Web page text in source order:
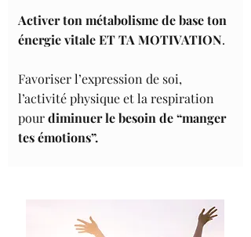
Activer ton métabolisme de base ton
énergie vitale ET TA MOTIVATION.
Favoriser l’expression de soi,
l’activité physique et la respiration
pourdiminuer le besoin de “manger
tes émotions”.